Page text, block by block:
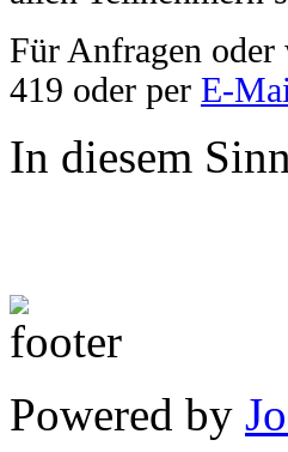
Für Anfragen
419 oder per E-
In diesem
Powered by